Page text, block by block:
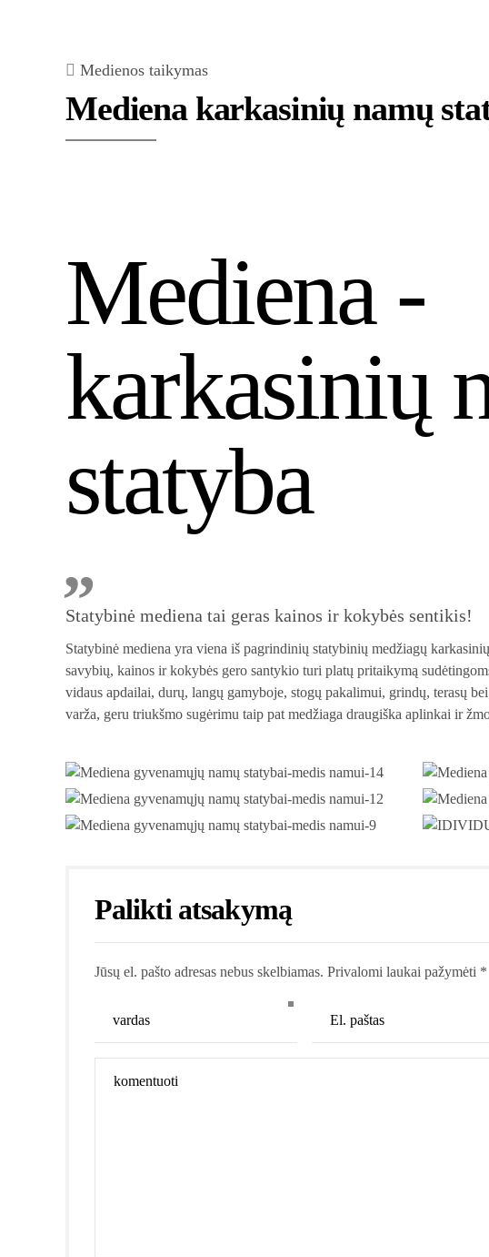
Medienos taikymas
Mediena karkasinių namų
Mediena -
karkasinių
statyba
Statybinė mediena tai geras kainos ir kokybės sentikis!
Statybinė mediena yra viena iš pagrindinių statybinių medžiagų
savybių, kainos ir kokybės gero santykio turi platų pritaikymą
vidaus apdailai, durų, langų gamyboje, stogų pakalimui, grindų, terasų
varža, geru triukšmo sugėrimu taip pat medžiaga draugiška aplinkai ir
Palikti atsakymą
Jūsų el. pašto adresas nebus skelbiamas. Privalomi laukai pažymėti *